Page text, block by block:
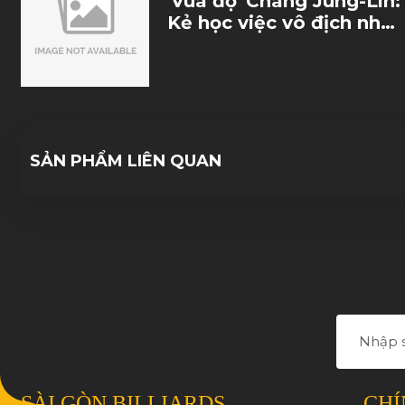
Kẻ học việc vô địch nhờ
SẢN PHẨM LIÊN QUAN